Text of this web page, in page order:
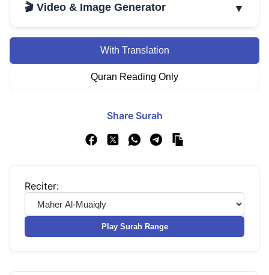
🎬 Video & Image Generator ▼
With Translation
Quran Reading Only
Share Surah
Reciter:
Play Surah Range